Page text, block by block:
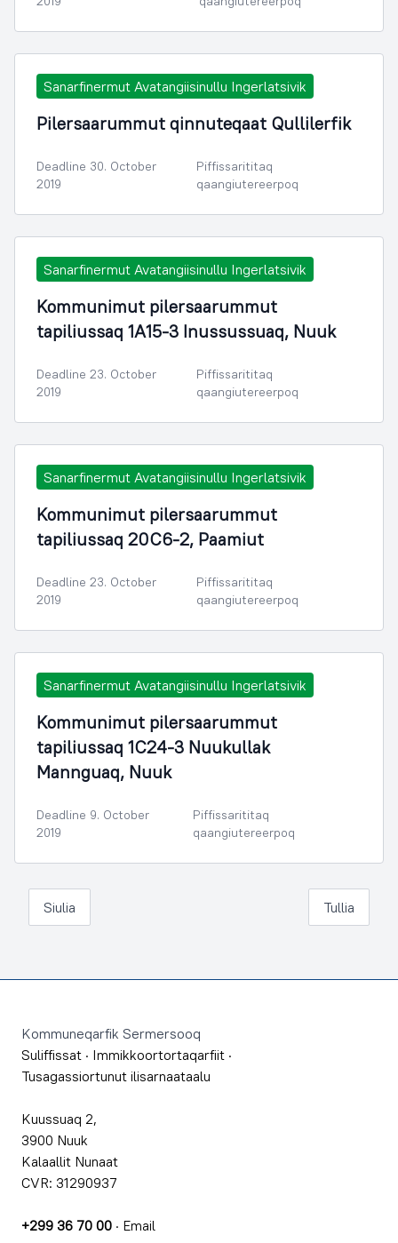
Sanarfinermut Avatangiisinullu Ingerlatsivik
Pilersaarummut qinnuteqaat Qullilerfik
Deadline 30. October
2019
Piffissarititaq
qaangiutereerpoq
Sanarfinermut Avatangiisinullu Ingerlatsivik
Kommunimut pilersaarummut
tapiliussaq 1A15-3 Inussussuaq, Nuuk
Deadline 23. October
2019
Piffissarititaq
qaangiutereerpoq
Sanarfinermut Avatangiisinullu Ingerlatsivik
Kommunimut pilersaarummut
tapiliussaq 20C6-2, Paamiut
Deadline 23. October
2019
Piffissarititaq
qaangiutereerpoq
Sanarfinermut Avatangiisinullu Ingerlatsivik
Kommunimut pilersaarummut
tapiliussaq 1C24-3 Nuukullak
Mannguaq, Nuuk
Deadline 9. October
2019
Piffissarititaq
qaangiutereerpoq
Siulia Tullia
Kommuneqarfik Sermersooq
Suliffissat · Immikkoortortaqarfiit ·
Tusagassiortunut ilisarnaataalu
Kuussuaq 2,
3900 Nuuk
Kalaallit Nunaat
CVR: 31290937
+299 36 70 00 · Email